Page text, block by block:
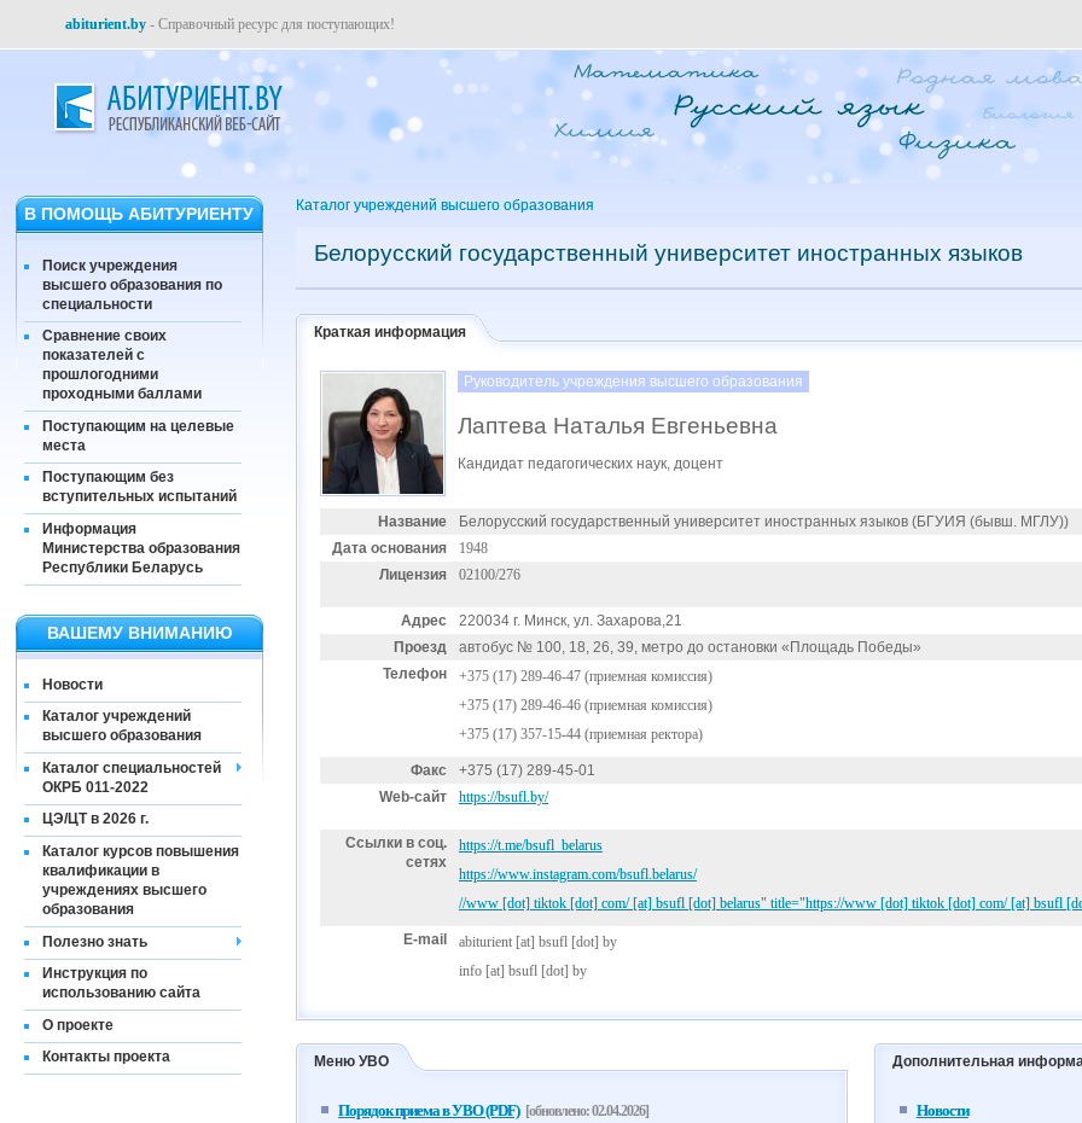
abiturient.by - Справочный ресурс для поступающих!
В ПОМОЩЬ АБИТУРИЕНТУ
Поиск учреждения
высшего образования по
специальности
Сравнение своих
показателей с
прошлогодними
проходными баллами
Поступающим на целевые
места
Поступающим без
вступительных испытаний
Информация
Министерства образования
Республики Беларусь
ВАШЕМУ ВНИМАНИЮ
Новости
Каталог учреждений
высшего образования
Каталог специальностей
ОКРБ 011-2022
ЦЭ/ЦТ в 2026 г.
Каталог курсов повышения
квалификации в
учреждениях высшего
образования
Полезно знать
Инструкция по
использованию сайта
О проекте
Контакты проекта
Каталог учреждений высшего образования
Белорусский государственный университет иностранных языков
Краткая информация
Руководитель учреждения высшего образования
Лаптева Наталья Евгеньевна
Кандидат педагогических наук, доцент
Название
Белорусский государственный университет иностранных языков (БГУИЯ (бывш. МГЛУ))
Дата основания
1948
Лицензия
02100/276
Адрес
220034 г. Минск, ул. Захарова,21
Проезд
автобус № 100, 18, 26, 39, метро до остановки «Площадь Победы»
Телефон
+375 (17) 289-46-47 (приемная комиссия)
+375 (17) 289-46-46 (приемная комиссия)
+375 (17) 357-15-44 (приемная ректора)
Факс
+375 (17) 289-45-01
Web-сайт
https://bsufl.by/
Ссылки в соц.
сетях
https://t.me/bsufl_belarus
https://www.instagram.com/bsufl.belarus/
//www [dot] tiktok [dot] com/[at] bsufl [dot] belarus" title="https://www [dot] tiktok [dot] com/[at] bsufl
E-mail abiturient [at] bsufl [dot] by
info [at] bsufl [dot] by
Дополнительная
Новости
Меню УВО
Порядок приема в УВО (PDF) [обновлено: 02.04.2026]